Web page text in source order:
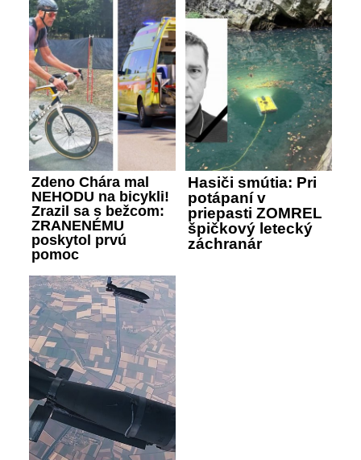
Zdeno Chára mal
NEHODU na bicykli!
Zrazil sa s bežcom:
ZRANENÉMU
poskytol prvú
pomoc
Hasiči smútia: Pri
potápaní v
priepasti ZOMREL
špičkový letecký
záchranár